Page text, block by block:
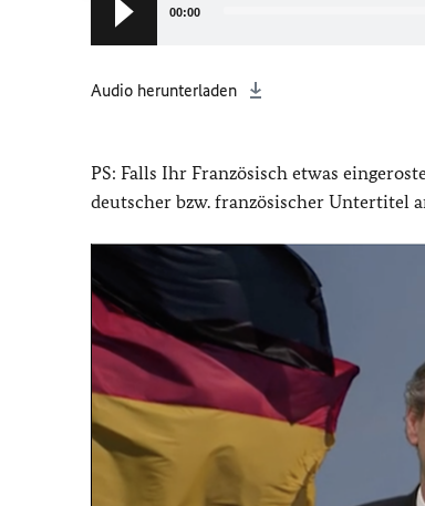
Player
00:00
Audio herunterladen
PS: Falls Ihr Französisch etwas
deutscher bzw. französischer Untertitel